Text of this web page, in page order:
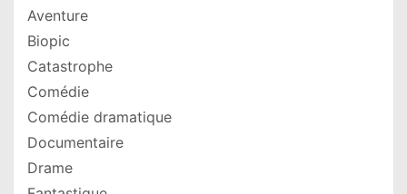
Aventure
Biopic
Catastrophe
Comédie
Comédie dramatique
Documentaire
Drame